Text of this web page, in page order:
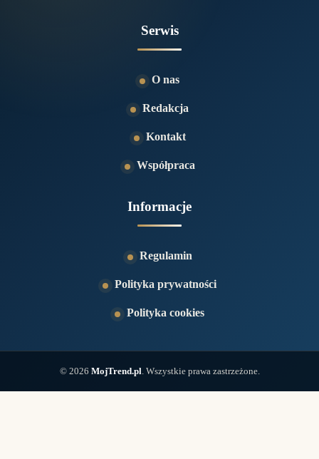
Serwis
O nas
Redakcja
Kontakt
Współpraca
Informacje
Regulamin
Polityka prywatności
Polityka cookies
© 2026 MojTrend.pl. Wszystkie prawa zastrzeżone.